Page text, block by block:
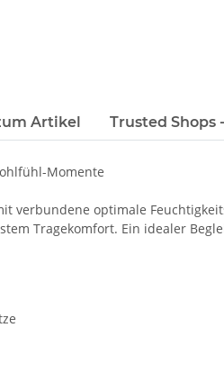
Artikel Trusted Shops
Momente
verbundene optimale
Tragekomfort. Ein idealer